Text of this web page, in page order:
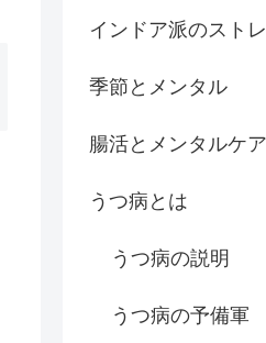
インドア派のスト
季節とメンタル
腸活とメンタルケア
うつ病とは
うつ病の説明
うつ病の予備軍